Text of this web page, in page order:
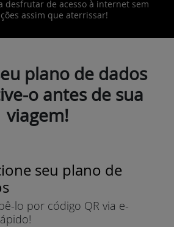
desfrutar de acesso à internet sem
assim que aterrissar!
plano de dados
o antes de sua
viagem!
seu plano de
lo por código QR via e-